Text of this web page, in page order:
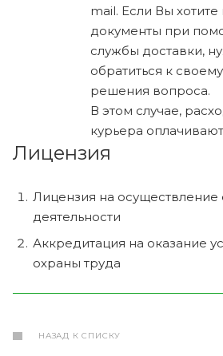
mail. Если Вы хотите
документы при
службы доставки,
обратиться к
решения вопроса.
В этом случае,
курьера
Лицензия
Лицензия на осуществление
деятельности
Аккредитация на оказание
охраны труда
НАЗАД К СПИСКУ